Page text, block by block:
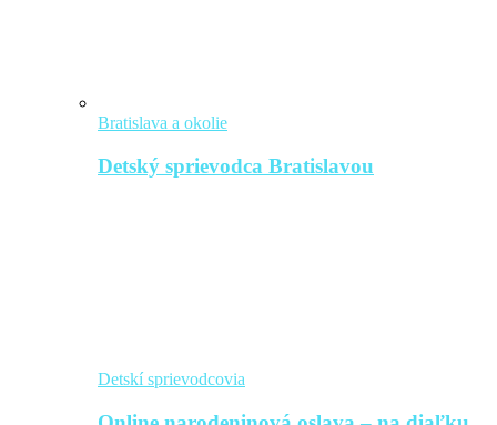
Bratislava a okolie
Detský sprievodca Bratislavou
Detskí sprievodcovia